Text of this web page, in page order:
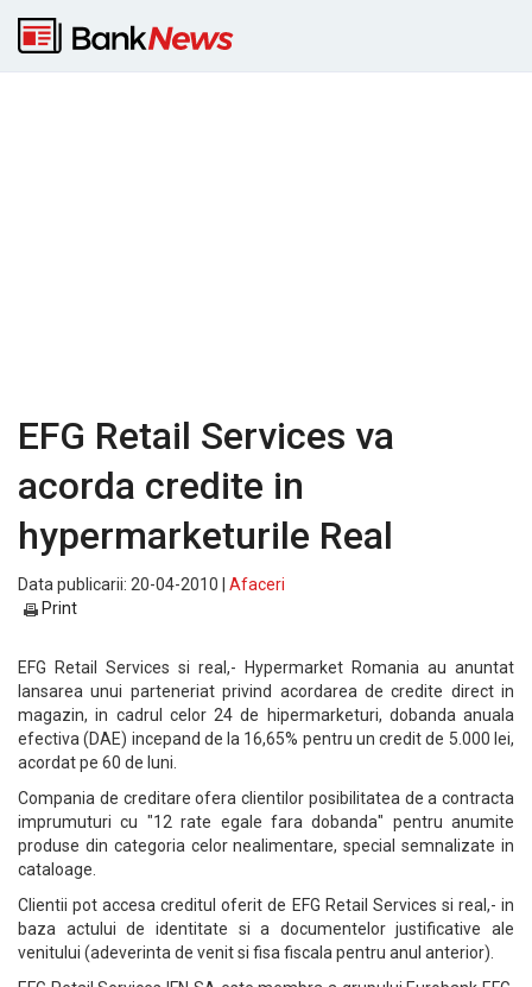
EFG Retail Services va
acorda credite in
hypermarketurile Real
Data publicarii: 20-04-2010 | Afaceri
Print
EFG Retail Services si real,- Hypermarket Romania au anuntat
lansarea unui parteneriat privind acordarea de credite direct in
magazin, in cadrul celor 24 de hipermarketuri, dobanda anuala
efectiva (DAE) incepand de la 16,65% pentru un credit de 5.000 lei,
acordat pe 60 de luni.
Compania de creditare ofera clientilor posibilitatea de a contracta
imprumuturi cu "12 rate egale fara dobanda" pentru anumite
produse din categoria celor nealimentare, special semnalizate in
cataloage.
Clientii pot accesa creditul oferit de EFG Retail Services si real,- in
baza actului de identitate si a documentelor justificative ale
venitului (adeverinta de venit si fisa fiscala pentru anul anterior).